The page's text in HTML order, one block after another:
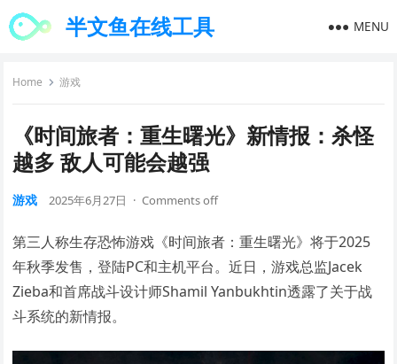
半文鱼在线工具 MENU
Home 游戏
《时间旅者：重生曙光》新情报：杀怪
越多 敌人可能会越强
游戏 2025年6月27日 · Comments off
第三人称生存恐怖游戏《时间旅者：重生曙光》将于2025
年秋季发售，登陆PC和主机平台。近日，游戏总监Jacek
Zieba和首席战斗设计师Shamil Yanbukhtin透露了关于战
斗系统的新情报。